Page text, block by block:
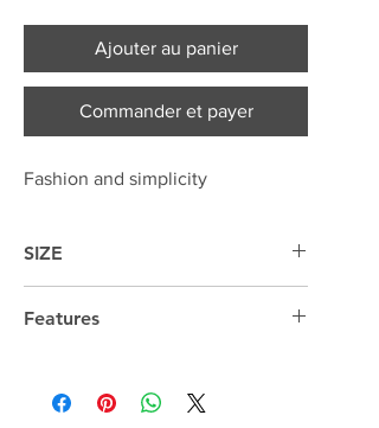
Ajouter au panier
Commander et payer
Fashion and simplicity
SIZE
Features